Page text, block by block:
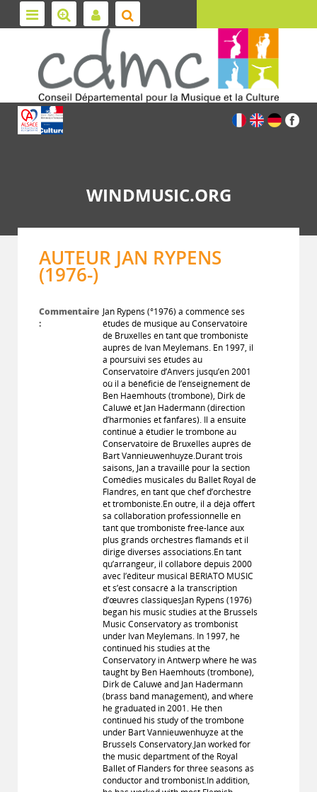
WINDMUSIC.ORG
AUTEUR JAN RYPENS
(1976-)
Commentaire
:
Jan Rypens (°1976) a commencé ses
études de musique au Conservatoire
de Bruxelles en tant que tromboniste
auprès de Ivan Meylemans. En 1997, il
a poursuivi ses études au
Conservatoire d’Anvers jusqu’en 2001
où il a bénéficié de l’enseignement de
Ben Haemhouts (trombone), Dirk de
Caluwé et Jan Hadermann (direction
d’harmonies et fanfares). Il a ensuite
continué à étudier le trombone au
Conservatoire de Bruxelles auprès de
Bart Vannieuwenhuyze.Durant trois
saisons, Jan a travaillé pour la section
Comédies musicales du Ballet Royal de
Flandres, en tant que chef d’orchestre
et tromboniste.En outre, il a déjà offert
sa collaboration professionnelle en
tant que tromboniste free-lance aux
plus grands orchestres flamands et il
dirige diverses associations.En tant
qu’arrangeur, il collabore depuis 2000
avec l’éditeur musical BERIATO MUSIC
et s’est consacré à la transcription
d’œuvres classiquesJan Rypens (1976)
began his music studies at the Brussels
Music Conservatory as trombonist
under Ivan Meylemans. In 1997, he
continued his studies at the
Conservatory in Antwerp where he was
taught by Ben Haemhouts (trombone),
Dirk de Caluwé and Jan Hadermann
(brass band management), and where
he graduated in 2001. He then
continued his study of the trombone
under Bart Vannieuwenhuyze at the
Brussels Conservatory.Jan worked for
the music department of the Royal
Ballet of Flanders for three seasons as
conductor and trombonist.In addition,